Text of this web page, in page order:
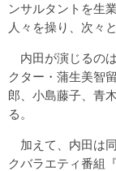
ンサルタントを生
人々を操り、次々
内田が演じるの
クター・蒲生美智
郎、小島藤子、青
る。
加えて、内田は
クバラエティ番組